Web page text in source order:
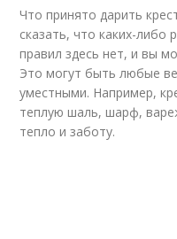
Что принято дарить
сказать, что каких-либо
правил здесь нет, и вы
Это могут быть любые
уместными. Например,
теплую шаль, шарф,
тепло и заботу.